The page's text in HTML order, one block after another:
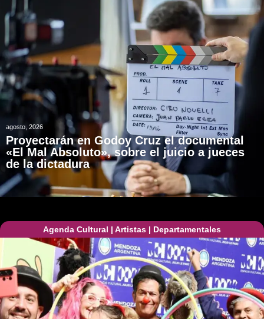
agosto, 2026
Proyectarán en Godoy Cruz el documental
«El Mal Absoluto», sobre el juicio a jueces
de la dictadura
Agenda Cultural | Artistas | Departamentales